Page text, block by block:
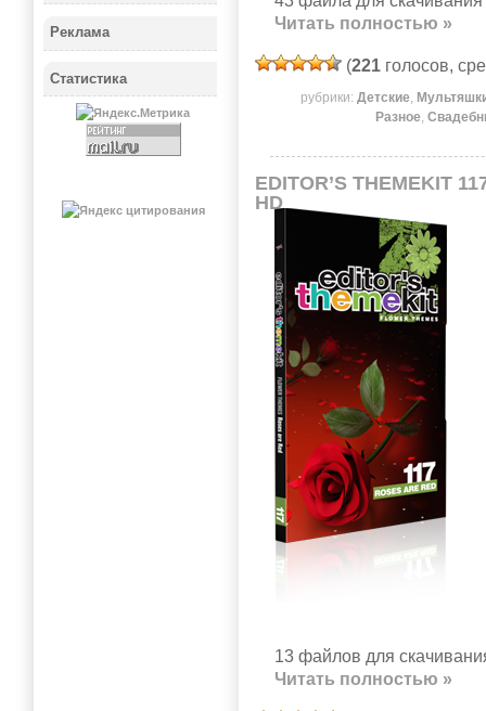
Читать полностью »
(221 голосов,
рубрики:Детские
Разное ,
EDITOR’S THEMEKIT
HD
13 файлов для
Читать полностью »
Реклама
Статистика